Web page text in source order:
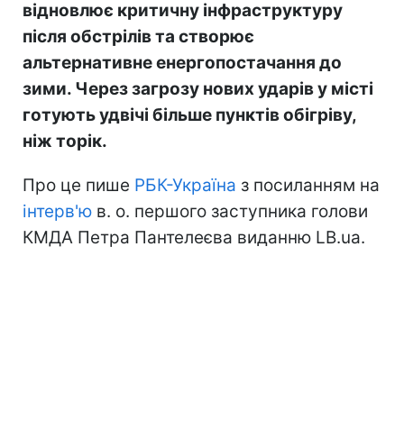
відновлює критичну інфраструктуру
після обстрілів та створює
альтернативне енергопостачання до
зими. Через загрозу нових ударів у місті
готують удвічі більше пунктів обігріву,
ніж торік.
Про це пише РБК-Україна з посиланням на
інтерв'ю в. о. першого заступника голови
КМДА Петра Пантелеєва виданню LB.ua.